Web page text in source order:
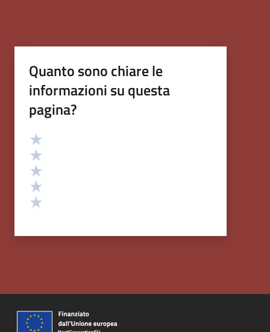
Quanto sono chiare le
informazioni su questa
pagina?
Valutazione